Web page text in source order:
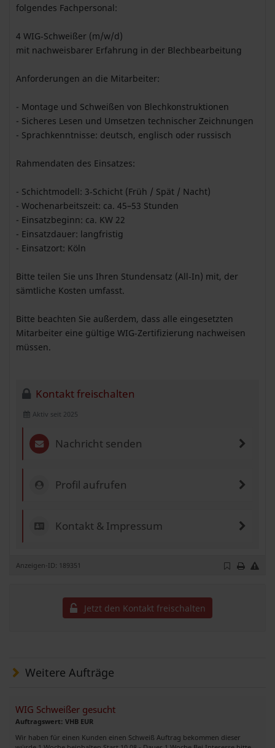
folgendes Fachpersonal:
4 WIG‑Schweißer (m/w/d)
mit nachweisbarer Erfahrung in der Blechbearbeitung
Anforderungen an die Mitarbeiter:
- Montage und Schweißen von Blechkonstruktionen
- Sicheres Lesen und Umsetzen technischer Zeichnungen
- Sprachkenntnisse: deutsch, englisch oder russisch
Rahmendaten des Einsatzes:
- Schichtmodell: 3‑Schicht (Früh / Spät / Nacht)
- Wochenarbeitszeit: ca. 45–53 Stunden
- Einsatzbeginn: ca. KW 22
- Einsatzdauer: langfristig
- Einsatzort: Köln
Bitte teilen Sie uns Ihren Stundensatz (All‑In) mit, der
sämtliche Kosten umfasst.
Bitte beachten Sie außerdem, dass alle eingesetzten
Mitarbeiter eine gültige WIG‑Zertifizierung nachweisen
müssen.
Kontakt freischalten
Aktiv seit 2025
Nachricht senden
Profil aufrufen
Kontakt & Impressum
Anzeigen-ID: 189351
Jetzt den Kontakt freischalten
Weitere Aufträge
WIG Schweißer gesucht
Auftragswert: VHB EUR
Wir haben für einen Kunden einen Schweiß Auftrag bekommen dieser